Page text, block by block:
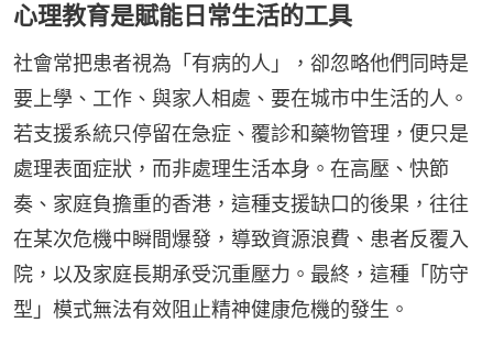
心理教育是賦能日常生活的工具
社會常把患者視為「有病的人」，卻忽略他們同時是
要上學、工作、與家人相處、要在城市中生活的人。
若支援系統只停留在急症、覆診和藥物管理，便只是
處理表面症狀，而非處理生活本身。在高壓、快節
奏、家庭負擔重的香港，這種支援缺口的後果，往往
在某次危機中瞬間爆發，導致資源浪費、患者反覆入
院，以及家庭長期承受沉重壓力。最終，這種「防守
型」模式無法有效阻止精神健康危機的發生。